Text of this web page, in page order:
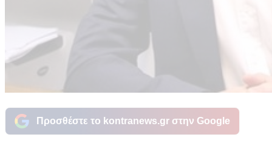
Προσθέστε το kontranews.gr στην Google